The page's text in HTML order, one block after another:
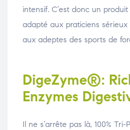
intensif. C’est donc un
adapté aux praticiens
aux adeptes des sports de
DigeZyme®:
Enzymes
Il ne s’arrête pas là, 100% Tri-